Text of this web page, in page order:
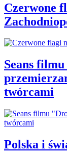
Czerwone
Seans
twórcami
Polska i